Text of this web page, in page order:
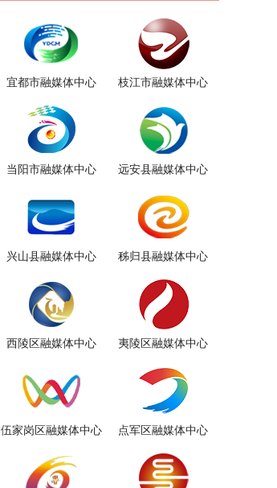
宜都市融媒体中心 枝江市融媒体中心
当阳市融媒体中心 远安县融媒体中心
兴山县融媒体中心 秭归县融媒体中心
西陵区融媒体中心 夷陵区融媒体中心
伍家岗区融媒体中心 点军区融媒体中心